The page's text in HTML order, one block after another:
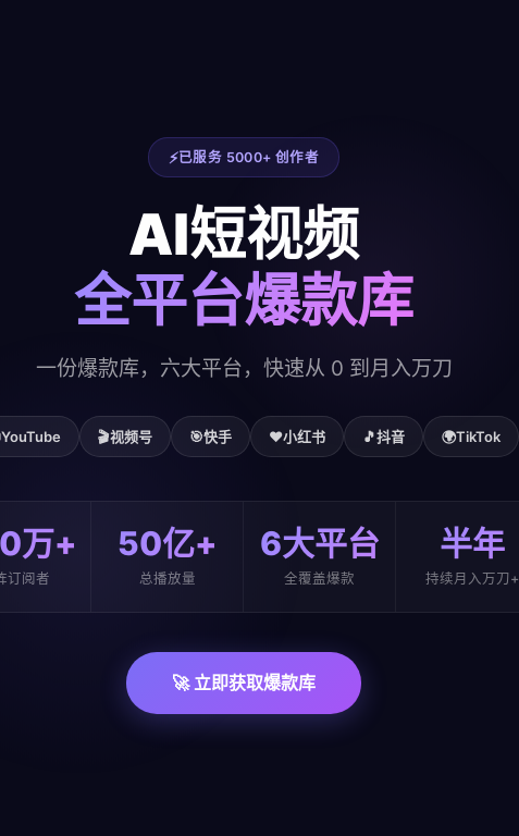
已服务 5000+ 创作者
AI短视频
全平台爆款库
一份爆款库，六大平台，快速从 0 到月入万刀
YouTube 🎬视频号 🎯快手 ❤️小红书 🎵抖音 🌍TikTok
万+
订阅者
50亿+
总播放量
6大平台
全覆盖爆款
半年
持续月入万刀+
🚀 立即获取爆款库